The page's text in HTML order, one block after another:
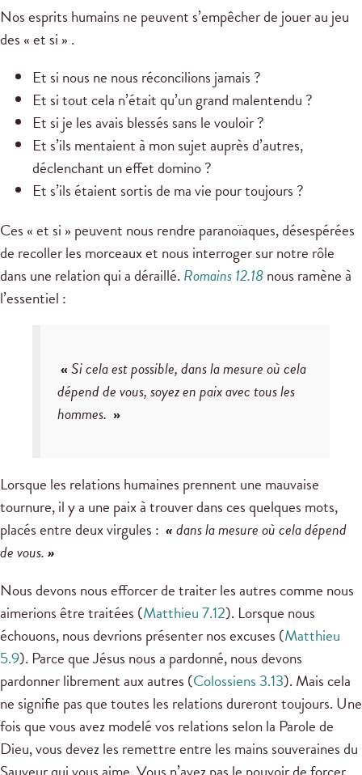
Nos esprits humains ne peuvent s’empêcher de jouer au jeu
des « et si » .
Et si nous ne nous réconcilions jamais ?
Et si tout cela n’était qu’un grand malentendu ?
Et si je les avais blessés sans le vouloir ?
Et s’ils mentaient à mon sujet auprès d’autres,
déclenchant un effet domino ?
Et s’ils étaient sortis de ma vie pour toujours ?
Ces « et si » peuvent nous rendre paranoïaques, désespérées
de recoller les morceaux et nous interroger sur notre rôle
dans une relation qui a déraillé. Romains 12.18nous ramène à
l’essentiel :
«Si cela est possible, dans la mesure où cela
dépend de vous, soyez en paix avec tous les
hommes. »
Lorsque les relations humaines prennent une mauvaise
tournure, il y a une paix à trouver dans ces quelques mots,
placés entre deux virgules : «dans la mesure où cela dépend
de vous.»
Nous devons nous efforcer de traiter les autres comme nous
aimerions être traitées (Matthieu 7.12). Lorsque nous
échouons, nous devrions présenter nos excuses (Matthieu
5.9). Parce que Jésus nous a pardonné, nous devons
pardonner librement aux autres (Colossiens 3.13). Mais cela
ne signifie pas que toutes les relations dureront toujours. Une
fois que vous avez modelé vos relations selon la Parole de
Dieu, vous devez les remettre entre les mains souveraines du